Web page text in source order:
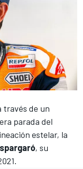
través de un
parada del
estelar, la
, su